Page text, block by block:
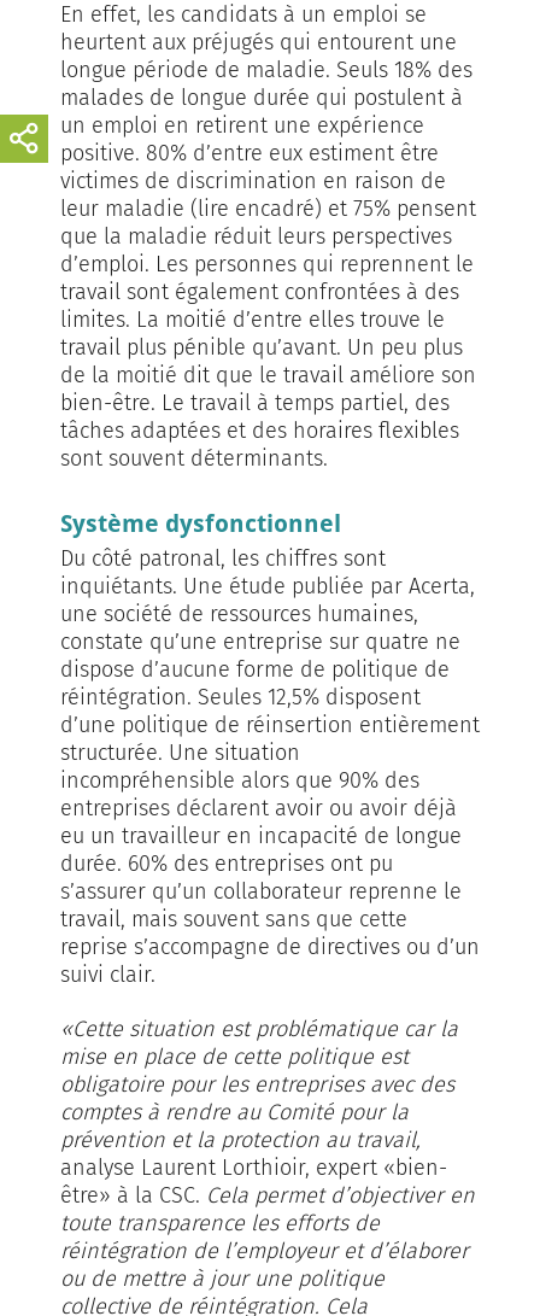
En effet, les candidats à un emploi se
heurtent aux préjugés qui entourent une
longue période de maladie. Seuls 18% des
malades de longue durée qui postulent à
un emploi en retirent une expérience
positive. 80% d’entre eux estiment être
victimes de discrimination en raison de
leur maladie (lire encadré) et 75% pensent
que la maladie réduit leurs perspectives
d’emploi. Les personnes qui reprennent le
travail sont également confrontées à des
limites. La moitié d’entre elles trouve le
travail plus pénible qu’avant. Un peu plus
de la moitié dit que le travail améliore son
bien-être. Le travail à temps partiel, des
tâches adaptées et des horaires flexibles
sont souvent déterminants.
Système dysfonctionnel
Du côté patronal, les chiffres sont
inquiétants. Une étude publiée par Acerta,
une société de ressources humaines,
constate qu’une entreprise sur quatre ne
dispose d’aucune forme de politique de
réintégration. Seules 12,5% disposent
d’une politique de réinsertion entièrement
structurée. Une situation
incompréhensible alors que 90% des
entreprises déclarent avoir ou avoir déjà
eu un travailleur en incapacité de longue
durée. 60% des entreprises ont pu
s’assurer qu’un collaborateur reprenne le
travail, mais souvent sans que cette
reprise s’accompagne de directives ou d’un
suivi clair.
«Cette situation est problématique car la
mise en place de cette politique est
obligatoire pour les entreprises avec des
comptes à rendre au Comité pour la
prévention et la protection au travail,
analyse Laurent Lorthioir, expert «bien-
être» à la CSC. Cela permet d’objectiver en
toute transparence les efforts de
réintégration de l’employeur et d’élaborer
ou de mettre à jour une politique
collective de réintégration. Cela